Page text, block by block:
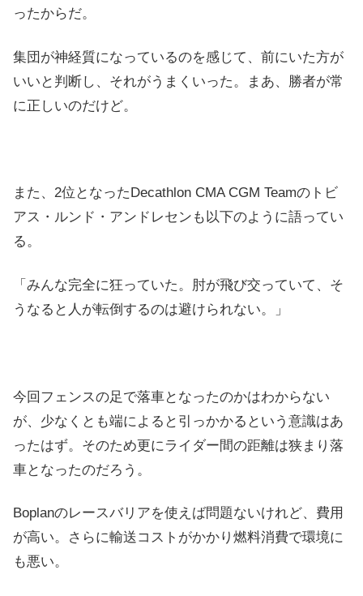
ったからだ。
集団が神経質になっているのを感じて、前にいた方が
いいと判断し、それがうまくいった。まあ、勝者が常
に正しいのだけど。
また、2位となったDecathlon CMA CGM Teamのトビ
アス・ルンド・アンドレセンも以下のように語ってい
る。
「みんな完全に狂っていた。肘が飛び交っていて、そ
うなると人が転倒するのは避けられない。」
今回フェンスの足で落車となったのかはわからない
が、少なくとも端によると引っかかるという意識はあ
ったはず。そのため更にライダー間の距離は狭まり落
車となったのだろう。
Boplanのレースバリアを使えば問題ないけれど、費用
が高い。さらに輸送コストがかかり燃料消費で環境に
も悪い。